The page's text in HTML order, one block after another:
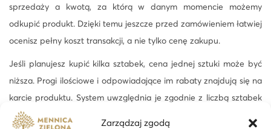
Zarządzaj zgodą
sprzedaży a kwotą, za którą w danym momencie możemy
odkupić produkt. Dzięki temu jeszcze przed zamówieniem łatwiej
ocenisz pełny koszt transakcji, a nie tylko cenę zakupu.
Jeśli planujesz kupić kilka sztabek, cena jednej sztuki może być
niższa. Progi ilościowe i odpowiadające im rabaty znajdują się na
karcie produktu. System uwzględnia je zgodnie z liczbą sztabek
dodanych do koszyka.